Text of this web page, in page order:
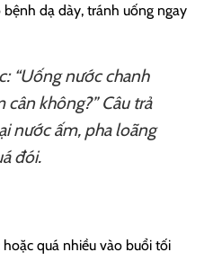
dạ dày, tránh uống ngay
“Uống nước chanh
cân không?”Câu trả
nước ấm, pha loãng
đói.
quá nhiều vào buổi tối